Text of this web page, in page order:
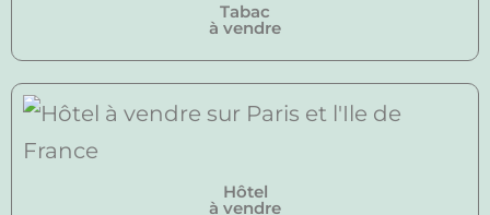
Tabac
à vendre
Hôtel
à vendre